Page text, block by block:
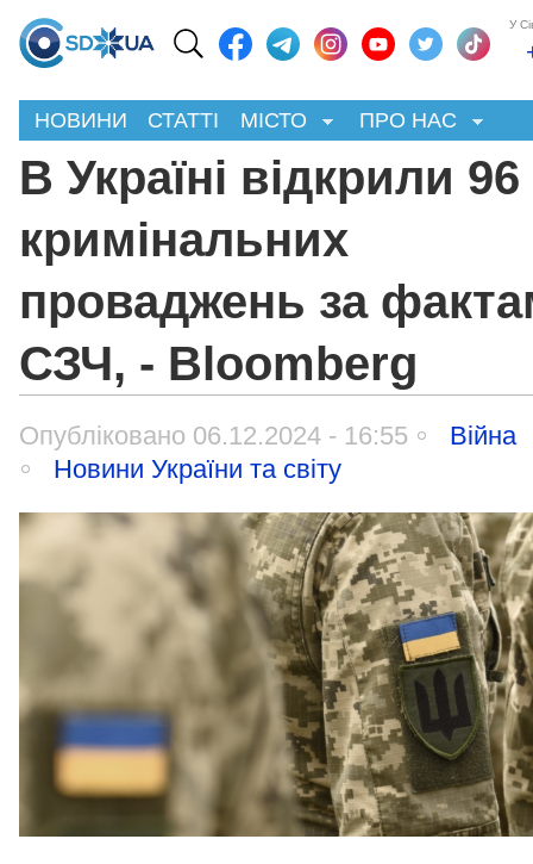
У
НОВИНИ СТАТТІ МІСТО ПРО НАС
В Україні відкрили
кримінальних
проваджень за
СЗЧ, - Bloomberg
Опубліковано 06.12.2024 - 16:55
Війна
Новини України та світу